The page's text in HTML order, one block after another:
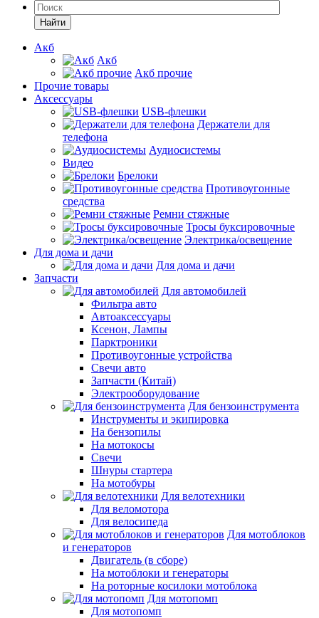
Найти
Акб
Акб
Акб прочие
Прочие товары
Аксессуары
USB-флешки
Держатели для
телефона
Аудиосистемы
Видео
Брелоки
Противоугонные
средства
Ремни стяжные
Тросы буксировочные
Электрика/освещение
Для дома и дачи
Для дома и дачи
Запчасти
Для автомобилей
Фильтра авто
Автоаксессуары
Ксенон, Лампы
Парктроники
Противоугонные устройства
Свечи авто
Запчасти (Китай)
Электрооборудование
Для бензоинструмента
Инструменты и экипировка
На бензопилы
На мотокосы
Свечи
Шнуры стартера
На мотобуры
Для велотехники
Для веломотора
Для велосипеда
Для мотоблоков
и генераторов
Двигатель (в сборе)
На мотоблоки и генераторы
На роторные косилоки мотоблока
Для мотопомп
Для мотопомп